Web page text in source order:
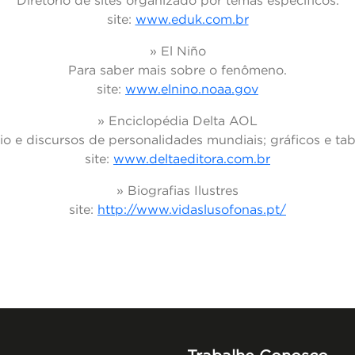
site: www.eduk.com.br
» El Niño
Para saber mais sobre o fenômeno.
site: www.elnino.noaa.gov
» Enciclopédia Delta AOL
e discursos de personalidades mundiais; gráficos e
site: www.deltaeditora.com.br
» Biografias Ilustres
site: http://www.vidaslusofonas.pt/